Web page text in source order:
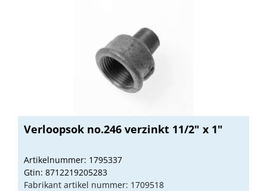
Verloopsok no.246 verzinkt 11/2" x 1"
Artikelnummer: 1795337
Gtin: 8712219205283
Fabrikant artikel nummer: 1709518